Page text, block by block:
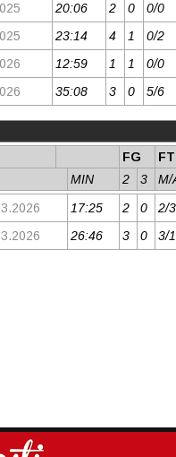
20:06 2 0 0/0
23:14 4 1 0/2
12:59 1 1 0/0
35:08 3 0 5/6
FG
FT
MIN
2 3 M/
17:25 2 0 2/3
26:46 3 0 3/